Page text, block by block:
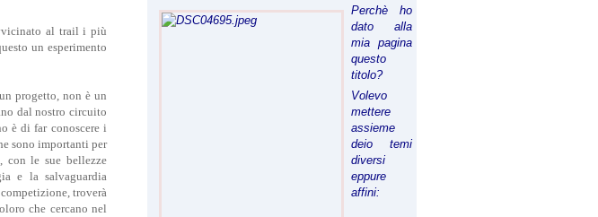
al trail i più
un esperimento
progetto, non è un
dal nostro circuito
è di far conoscere i
sono importanti per
con le sue bellezze
e la salvaguardia
troverà
che cercano nel
Perchè ho
dato alla
mia pagina
questo
titolo?
Volevo
mettere
assieme
deio temi
diversi
eppure
affini: